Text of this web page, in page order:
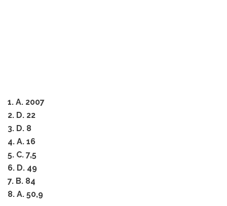
1. A. 2007
2. D. 22
3. D. 8
4. A. 16
5. C. 7,5
6. D. 49
7. B. 84
8. A. 50,9